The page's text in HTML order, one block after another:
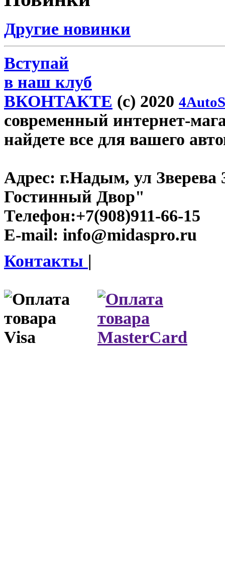
Другие новинки
Вступай
в наш клуб
ВКОНТАКТЕ (c) 2020
современный интернет-
найдете все для вашего
Адрес: г.Надым, ул
Гостинный Двор"
Телефон:+7(908)911-66-15
E-mail: info@midaspro.ru
Контакты |